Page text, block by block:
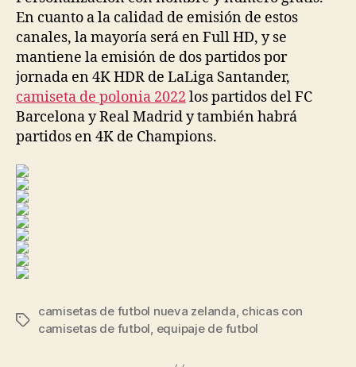
En cuanto a la calidad de emisión de estos
canales, la mayoría será en Full HD, y se
mantiene la emisión de dos partidos por
jornada en 4K HDR de LaLiga Santander,
camiseta de polonia 2022 los partidos del FC
Barcelona y Real Madrid y también habrá
partidos en 4K de Champions.
Etiquetas
camisetas de futbol nueva zelanda, chicas con
camisetas de futbol, equipaje de futbol